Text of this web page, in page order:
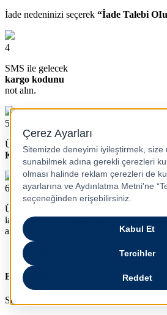
İade nedeninizi seçerek “İade Talebi
4
SMS ile gelecek
kargo kodunu
not alın.
5
Ürünü eksiksiz bir şekilde paketleyerek
Kargo’ya 7 iş günü içinde teslim edin.
6
Ürün bize ulaştıktan sonra maksimum
iade talebiniz onaylandığında paranız
aktarılır.
Bizi Takip Edin
Sosyal medya hesaplarımızdan bizi takip